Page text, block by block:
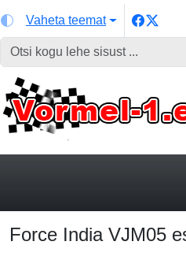
Vaheta teemat
Force India VJM05